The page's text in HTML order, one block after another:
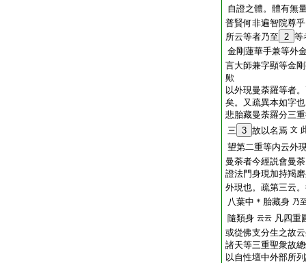
自證之體。體有無
普賢何非遍智院尊乎
所云等者乃至 2 等
金剛蓮華手兼等外
言大師兼字顯等金
歟
以外現曼荼羅等者
矣。又疏異本如字
悲胎藏曼荼羅分三
三 3 故以名焉 文
望第二重等内云外
曼荼者今經説會曼
證法門身現加持羯
外現也。疏第三云
八葉中＊胎藏身 乃
隨類身 云云 凡四重
或從佛支分生之故
諸天等三重聖衆故
以自性壇中外部所